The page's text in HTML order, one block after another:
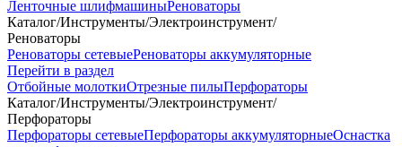
Ленточные шлифмашиныРеноваторы
Каталог/Инструменты/Электроинструмент/
Реноваторы
Реноваторы сетевыеРеноваторы аккумуляторные
Перейти в раздел
Отбойные молоткиОтрезные пилыПерфораторы
Каталог/Инструменты/Электроинструмент/
Перфораторы
Перфораторы сетевыеПерфораторы аккумуляторныеОснастка